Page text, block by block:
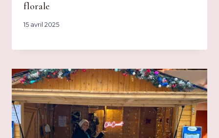
florale
15 avril 2025